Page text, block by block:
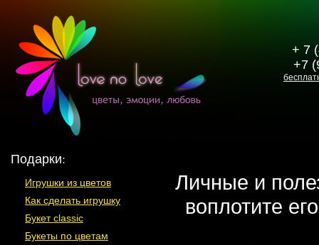
+ 7
+7
Подарки:
Игрушки из цветов
Как сделать игрушку
Букет classic
Букеты по цветам
Личные и
воплотите